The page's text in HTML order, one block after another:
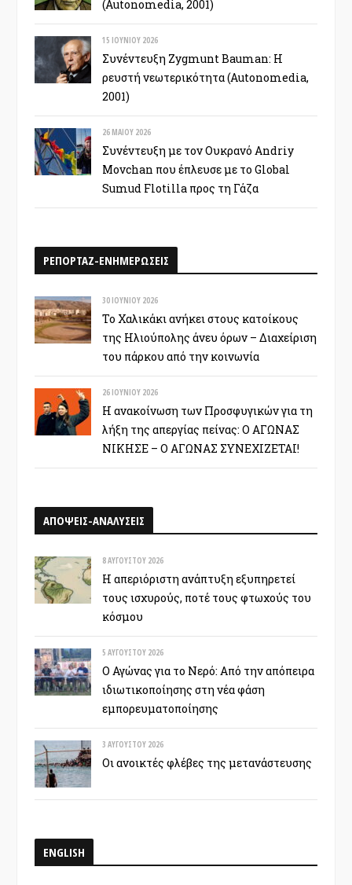
(Autonomedia, 2001)
15 ΙΟΥΝΊΟΥ 2026
Συνέντευξη Zygmunt Bauman: Η
ρευστή νεωτερικότητα (Autonomedia,
2001)
26 ΜΑΪ́ΟΥ 2026
Συνέντευξη με τον Ουκρανό Andriy
Movchan που έπλευσε με το Global
Sumud Flotilla προς τη Γάζα
ΡΕΠΟΡΤΑΖ-ΕΝΗΜΕΡΩΣΕΙΣ
30 ΙΟΥΝΊΟΥ 2026
Το Χαλικάκι ανήκει στους κατοίκους
της Ηλιούπολης άνευ όρων – Διαχείριση
του πάρκου από την κοινωνία
26 ΙΟΥΝΊΟΥ 2026
Η ανακοίνωση των Προσφυγικών για τη
λήξη της απεργίας πείνας: Ο ΑΓΩΝΑΣ
ΝΙΚΗΣΕ – Ο ΑΓΩΝΑΣ ΣΥΝΕΧΙΖΕΤΑΙ!
ΑΠΟΨΕΙΣ-ΑΝΑΛΥΣΕΙΣ
8 ΑΥΓΟΎΣΤΟΥ 2026
Η απεριόριστη ανάπτυξη εξυπηρετεί
τους ισχυρούς, ποτέ τους φτωχούς του
κόσμου
5 ΑΥΓΟΎΣΤΟΥ 2026
Ο Αγώνας για το Νερό: Από την απόπειρα
ιδιωτικοποίησης στη νέα φάση
εμπορευματοποίησης
3 ΑΥΓΟΎΣΤΟΥ 2026
Οι ανοικτές φλέβες της μετανάστευσης
ENGLISH